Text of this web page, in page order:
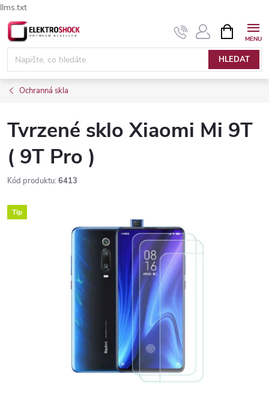
llms.txt
Přejít
na
obsah
HLEDAT
NÁKUPNÍ
KOŠÍK
Ochranná skla
Tvrzené sklo Xiaomi Mi 9T
( 9T Pro )
Kód produktu: 6413
Tip
Elektroshock.cz - Chat